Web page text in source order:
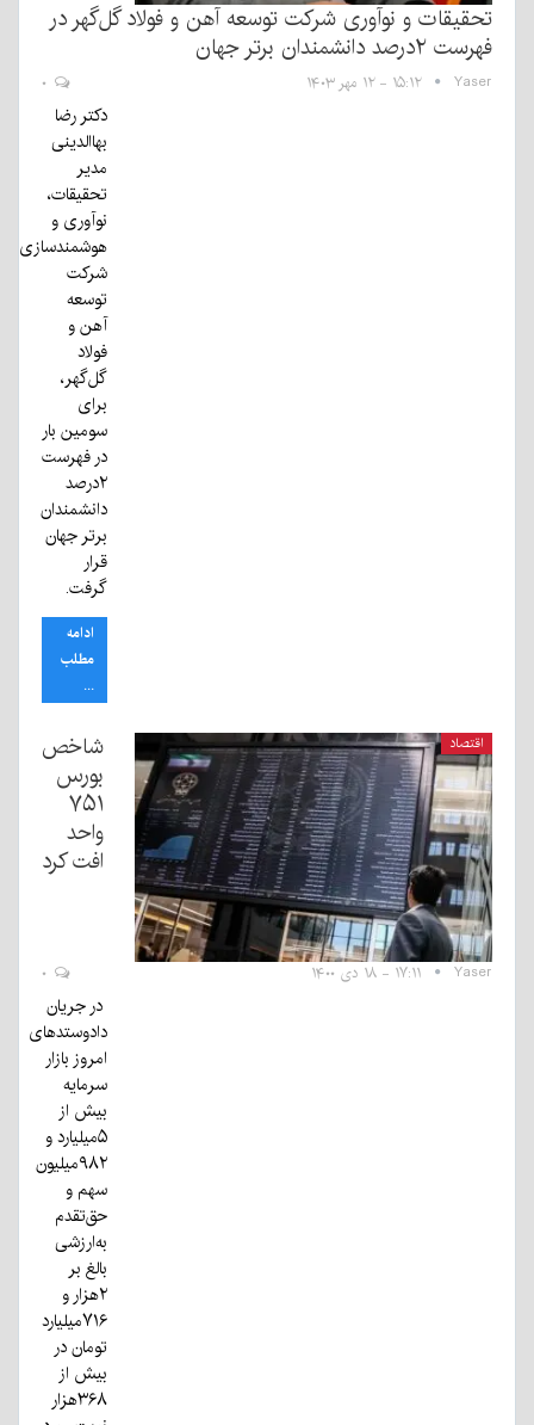
تحقیقات و نوآوری شرکت توسعه آهن و فولاد گل‌گهر در
فهرست ۲درصد دانشمندان برتر جهان
Yaser ۱۵:۱۲ - ۱۲ مهر ۱۴۰۳
دکتر رضا
بهاالدینی
مدیر
تحقیقات،
نوآوری و
هوشمندسازی
شرکت
توسعه
آهن و
فولاد
گل‌گهر،
برای
سومین بار
در فهرست
۲درصد
دانشمندان
برتر جهان
قرار
گرفت.
ادامه
مطلب
...
اقتصاد
شاخص
بورس
۷۵۱
واحد
افت کرد
Yaser ۱۷:۱۱ - ۱۸ دی ۱۴۰۰
در جریان
دادوستدهای
امروز بازار
سرمایه
بیش از
۵میلیارد و
۹۸۲میلیون
سهم و
حق‌تقدم
به‌ارزشی
بالغ بر
۲هزار و
۷۱۶میلیارد
تومان در
بیش از
۳۶۸هزار